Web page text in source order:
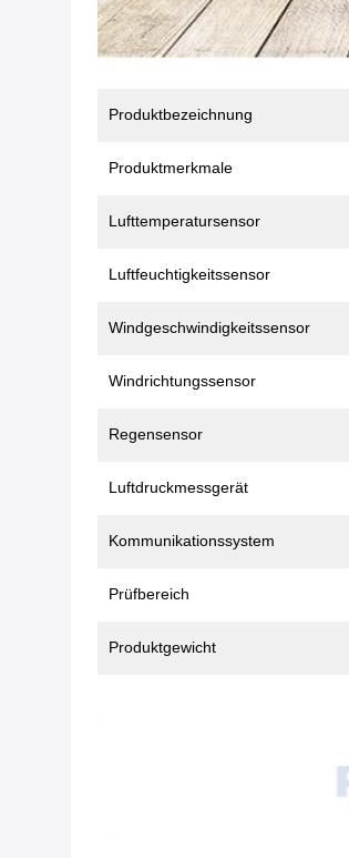
Produktbezeichnung
Produktmerkmale
Lufttemperatursensor
Luftfeuchtigkeitssensor
Windgeschwindigkeitssensor
Windrichtungssensor
Regensensor
Luftdruckmessgerät
Kommunikationssystem
Prüfbereich
Produktgewicht